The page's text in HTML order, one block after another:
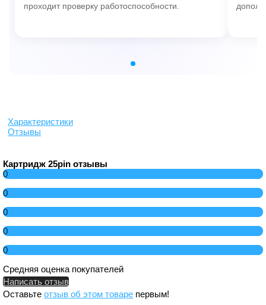
проходит проверку работоспособности.
Характеристики
Отзывы
Картридж 25pin отзывы
0
0
0
0
0
Средняя оценка покупателей
Написать отзыв
Оставьте отзыв об этом товаре первым!